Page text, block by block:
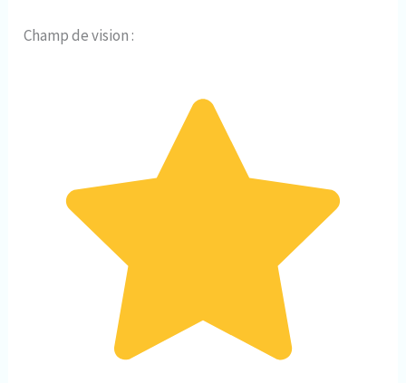
Champ de vision :